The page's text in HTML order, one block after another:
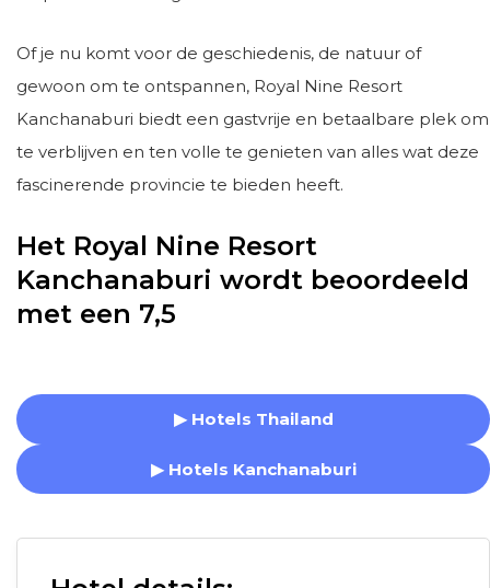
Of je nu komt voor de geschiedenis, de natuur of
gewoon om te ontspannen, Royal Nine Resort
Kanchanaburi biedt een gastvrije en betaalbare plek om
te verblijven en ten volle te genieten van alles wat deze
fascinerende provincie te bieden heeft.
Het Royal Nine Resort
Kanchanaburi wordt beoordeeld
met een 7,5
▶ Hotels Thailand
▶ Hotels Kanchanaburi